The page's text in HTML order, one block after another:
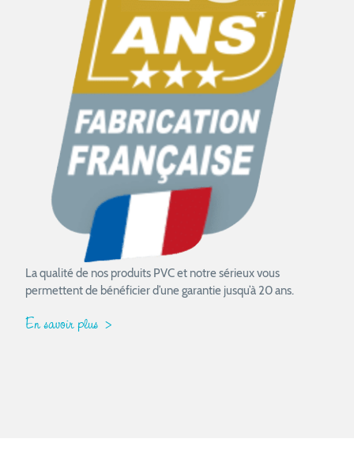
La qualité de nos produits PVC et notre sérieux vous
permettent de bénéficier d’une garantie jusqu’à 20 ans.
En savoir plus